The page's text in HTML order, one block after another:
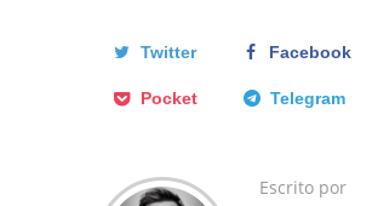
Twitter Facebook
Pocket Telegram
Escrito por